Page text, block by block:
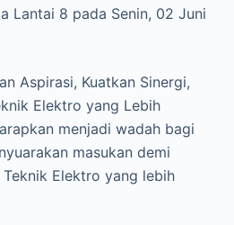
Lantai 8 pada Senin, 02 Juni
Aspirasi, Kuatkan Sinergi,
Elektro yang Lebih
menjadi wadah bagi
masukan demi
Elektro yang lebih